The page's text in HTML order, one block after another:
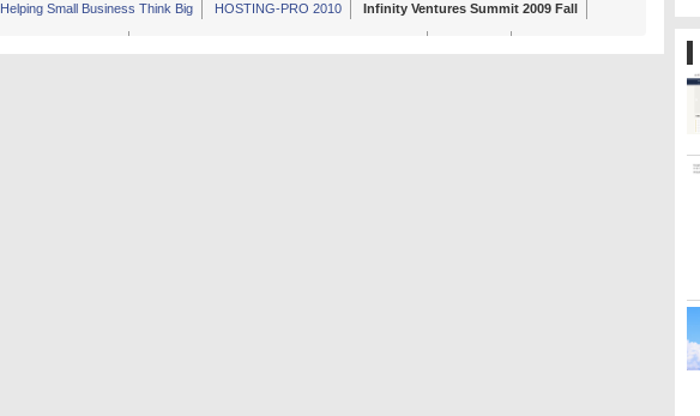
Helping Small Business Think Big HOSTING-PRO 2010 Infinity Ventures Summit 2009 Fall